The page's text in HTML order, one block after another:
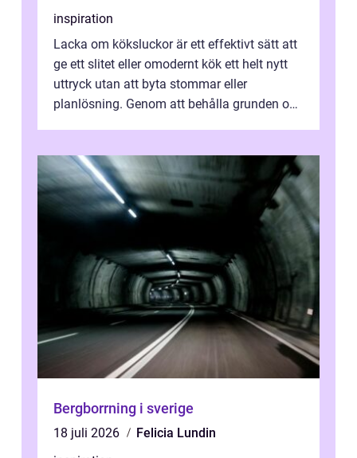
inspiration
Lacka om köksluckor är ett effektivt sätt att
ge ett slitet eller omodernt kök ett helt nytt
uttryck utan att byta stommar eller
planlösning. Genom att behålla grunden och
Bergborrning i sverige
18 juli 2026
Felicia Lundin